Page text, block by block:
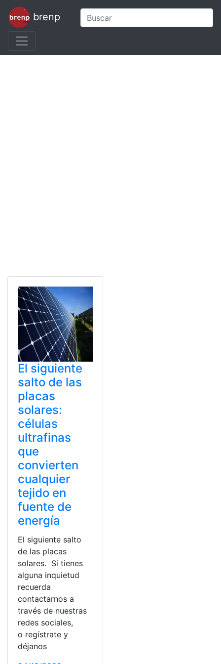
brenp
El siguiente
salto de las
placas
solares:
células
ultrafinas
que
convierten
cualquier
tejido en
fuente de
energía
El siguiente salto
de las placas
solares. Si tienes
alguna inquietud
recuerda
contactarnos a
través de nuestras
redes sociales,
o regístrate y
déjanos